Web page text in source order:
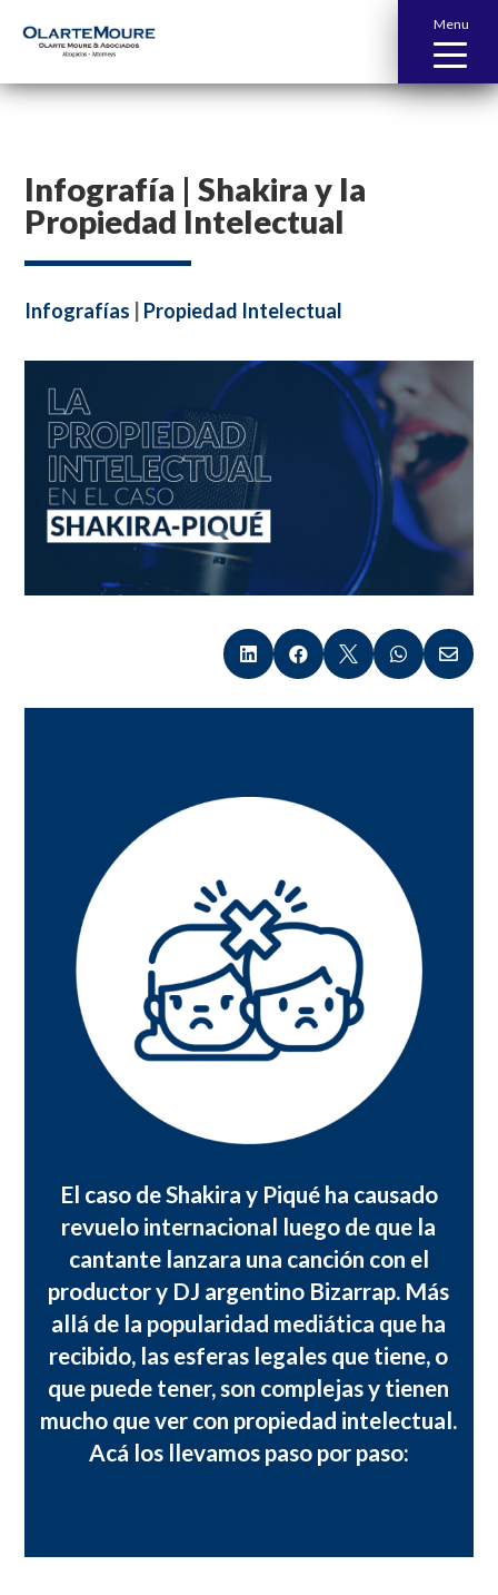
Menu
Infografía | Shakira y la
Propiedad Intelectual
Infografías Propiedad Intelectual
    
El caso de Shakira y Piqué ha causado
revuelo internacional luego de que la
cantante lanzara una canción con el
productor y DJ argentino Bizarrap. Más
allá de la popularidad mediática que ha
recibido, las esferas legales que tiene, o
que puede tener, son complejas y tienen
mucho que ver con propiedad intelectual.
Acá los llevamos paso por paso: